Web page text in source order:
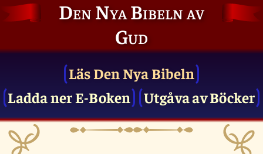
Den Nya Bibeln av
Gud
Läs Den Nya Bibeln
Ladda ner E-Boken
Utgåva av Böcker